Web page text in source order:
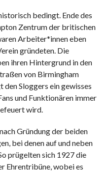
bedingt. Ende des
Zentrum der britischen
Arbeiter*innen eben
gründeten. Die
ihren Hintergrund in den
von Birmingham
den Sloggers ein gewisses
und Funktionären immer
wird.
Gründung der beiden
bei denen auf und neben
prügelten sich 1927 die
Ehrentribüne, wobei es